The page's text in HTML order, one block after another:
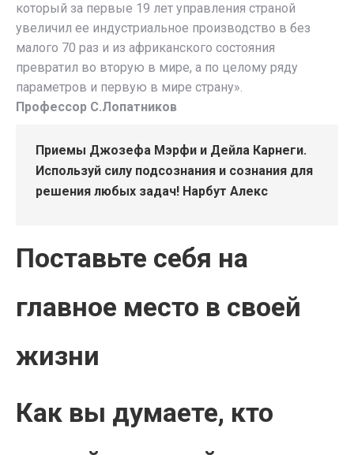
который за первые 19 лет управления страной
увеличил ее индустриальное производство в без
малого 70 раз и из африканского состояния
превратил во вторую в мире, а по целому ряду
параметров и первую в мире страну».
Профессор С.Лопатников
Приемы Джозефа Мэрфи и Дейла Карнеги.
Используй силу подсознания и сознания для
решения любых задач! Нарбут Алекс
Поставьте себя на
главное место в своей
жизни
Как вы думаете, кто